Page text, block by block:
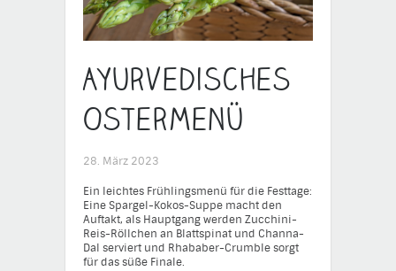
Ayurvedisches
Ostermenü
28. März 2023
Ein leichtes Frühlingsmenü für die Festtage:
Eine Spargel-Kokos-Suppe macht den
Auftakt, als Hauptgang werden Zucchini-
Reis-Röllchen an Blattspinat und Channa-
Dal serviert und Rhababer-Crumble sorgt
für das süße Finale.